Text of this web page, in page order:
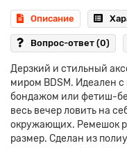
Описание
Вопрос-ответ (0)
Дерзкий и стильный
миром BDSM. Идеален
бондажом или фетиш-
весь вечер ловить на
окружающих. Ремешок
размер. Сделан из